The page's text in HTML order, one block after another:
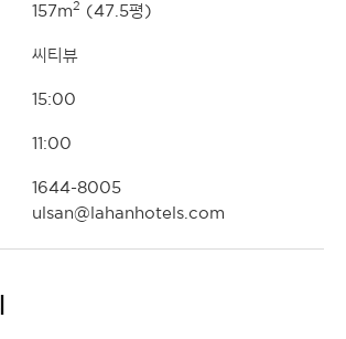
157m2 (47.5평)
씨티뷰
15:00
11:00
1644-8005
ulsan@lahanhotels.com